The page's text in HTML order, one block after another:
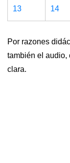
13
14
Por razones
también el audio,
clara.